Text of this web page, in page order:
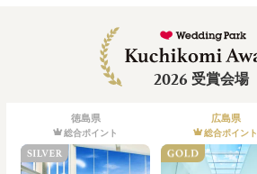
2026 受賞会場
徳島県
総合ポイント
広島県
総合ポイント